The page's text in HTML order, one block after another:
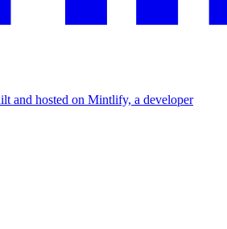
and hosted on Mintlify, a developer